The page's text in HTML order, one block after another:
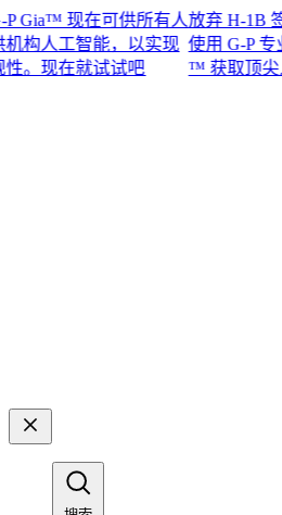
现在可供所有人
人工智能，以实现
现在就试试吧​​
放弃 H-1B 签证
使用 G-P 专业
™ 获取顶尖人